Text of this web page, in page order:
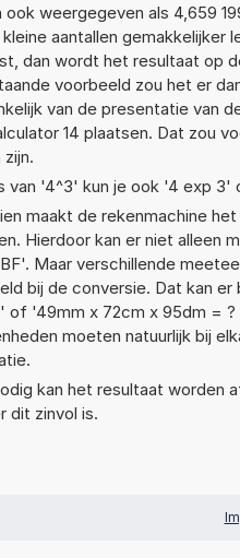
ook weergegeven als 4,659
aantallen gemakkelijker
dan wordt het resultaat op
voorbeeld zou het er
van de presentatie van
14 plaatsen. Dat zou
van '4^3' kun je ook '4 exp
maakt de rekenmachine
Hierdoor kan er niet alleen
Maar verschillende
bij de conversie. Dat kan
of '49mm x 72cm x 95dm =
moeten natuurlijk bij
kan het resultaat worden
dit zinvol is.